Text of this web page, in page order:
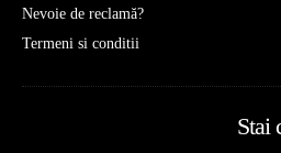
Nevoie de reclamă?
Termeni si conditii
Stai